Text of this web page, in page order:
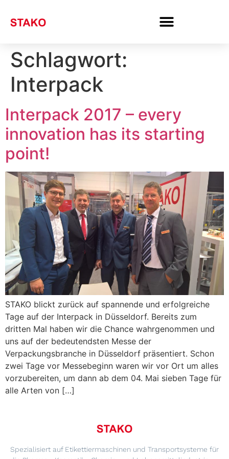
Schlagwort:
Interpack
Interpack 2017 – every
innovation has its starting
point!
STAKO blickt zurück auf spannende und erfolgreiche
Tage auf der Interpack in Düsseldorf. Bereits zum
dritten Mal haben wir die Chance wahrgenommen und
uns auf der bedeutendsten Messe der
Verpackungsbranche in Düsseldorf präsentiert. Schon
zwei Tage vor Messebeginn waren wir vor Ort um alles
vorzubereiten, um dann ab dem 04. Mai sieben Tage für
alle Arten von […]
Spezialisiert auf Etikettiermaschinen und Transportsysteme für